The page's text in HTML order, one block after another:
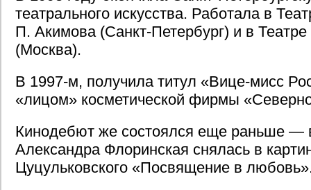
театрального искусства. Работала в
П. Акимова (Санкт-Петербург) и в
(Москва).
В 1997-м, получила титул «Вице-мисс
«лицом» косметической фирмы
Кинодебют же состоялся еще раньше —
Александра Флоринская снялась в
Цуцульковского «Посвящение в